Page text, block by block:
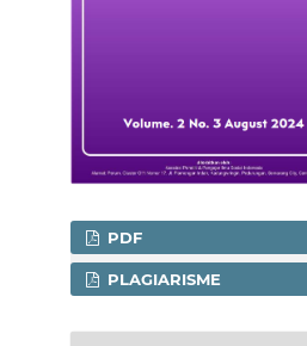
PDF
PLAGIARISME